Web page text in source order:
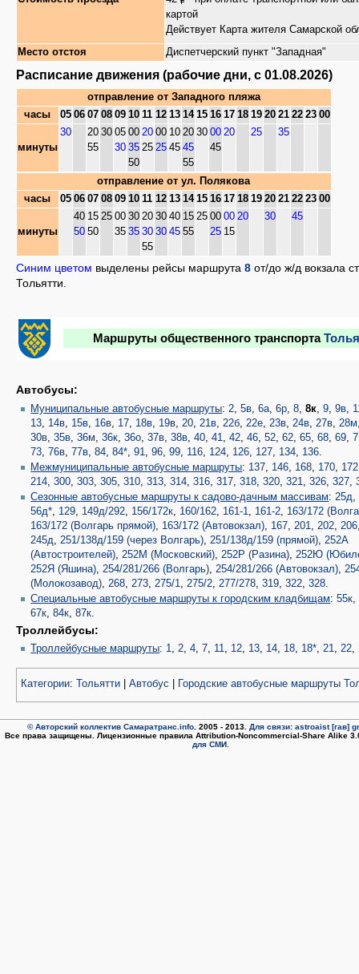
картой
Действует Карта жителя Самарской
Место отстоя
Диспетчерский пункт "Западная"
Расписание движения (рабочие дни, с 01.08.2026)
отправление от Западного пляжа
часы
05 06 07 08 09 10 11 12 13 14 15 16 17 18 19 20 21 22 23 00
минуты
30
20
55
30 05
30
00
35
50
20
25
00
25
10
45
20
45
55
30 00
45
20 25 35
отправление от ул. Полякова
часы
05 06 07 08 09 10 11 12 13 14 15 16 17 18 19 20 21 22 23 00
минуты
40
50
15
50
25 00
35
30
35
20
30
55
30
30
40
45
15
55
25 00
25
00
15
20 30 45
Синим цветом выделены рейсы маршрута 8 от/до ж/д вокзала
Тольятти.
Маршруты общественного транспорта
Автобусы:
Муниципальные автобусные маршруты:2,5в,6а,6р,8,8к,9,9в,
13, 14в, 15в, 16в, 17, 18в, 19в,20,21в,22б,22е,23в,24в,27в,28м
30в,35в,36м,36к,36о,37в,38в,40,41,42,46,52,62,65,68,69,
73,76в,77в,84,84*,91,96,99, 116, 124, 126, 127, 134, 136.
Межмуниципальные автобусные маршруты: 137, 146, 168, 170, 172
214,300,303,305,310,313,314,316,317,318,320,321,326,327,
Сезонные автобусные маршруты к садово-дачным массивам:25д,
56д*, 129, 149д/292, 156/172к, 160/162, 161-1, 161-2, 163/172
163/172 (Волгарь прямой), 163/172 (Автовокзал), 167,201,202,206
245д,251/138д/159 (через Волгарь),251/138д/159 (прямой),252А
(Автостроителей),252М (Московский),252Р (Разина),252Ю
252Я (Яшина),254/281/266 (Волгарь),254/281/266 (Автовокзал),
(Молокозавод),268,273,275/1,275/2,277/278,319,322,328.
Специальные автобусные маршруты к городским кладбищам:55к,
67к,84к,87к.
Троллейбусы:
Троллейбусные маршруты: 1,2,4, 7, 11, 12, 13, 14, 18, 18*,21,22,
Категории: Тольятти Автобус Городские автобусные маршруты
© Авторский коллектив Самаратранс.info . 2005 - 2013. Для связи: astroaist [гав]
Все права защищены. Лицензионные правила Attribution-Noncommercial-Share Alike
для СМИ.